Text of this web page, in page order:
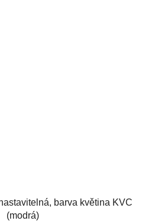
barva květina KVC
(modrá)